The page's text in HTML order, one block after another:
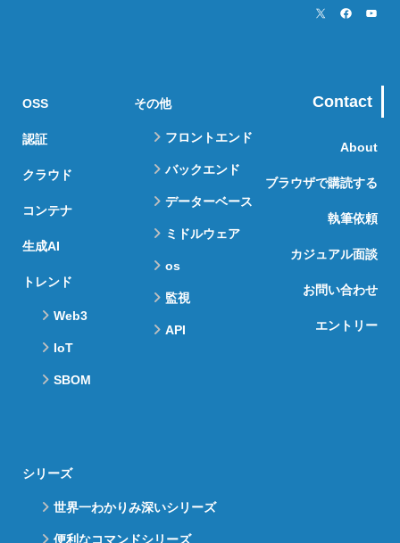
OSS
認証
クラウド
コンテナ
生成AI
トレンド
Web3
IoT
SBOM
その他
フロントエンド
バックエンド
データーベース
ミドルウェア
os
監視
API
シリーズ
世界一わかりみ深いシリーズ
便利なコマンドシリーズ
Contact
About
ブラウザで購読する
執筆依頼
カジュアル面談
お問い合わせ
エントリー